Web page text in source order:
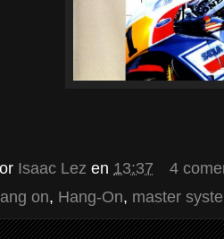
Isaac Lez en 13:37
4
on, Hang-On, master